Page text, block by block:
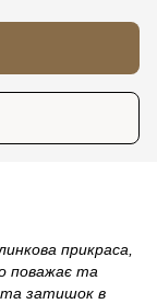
прикраса,
поважає та
та затишок в